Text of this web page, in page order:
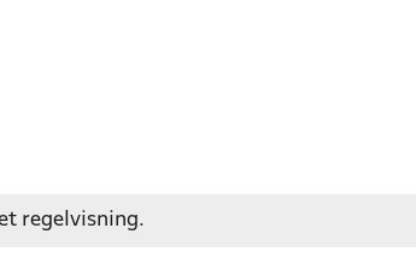
regelvisning.